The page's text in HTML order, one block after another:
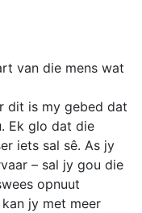
van die mens wat
dit is my gebed dat
Ek glo dat die
iets sal sê. As jy
– sal jy gou die
opnuut
jy met meer